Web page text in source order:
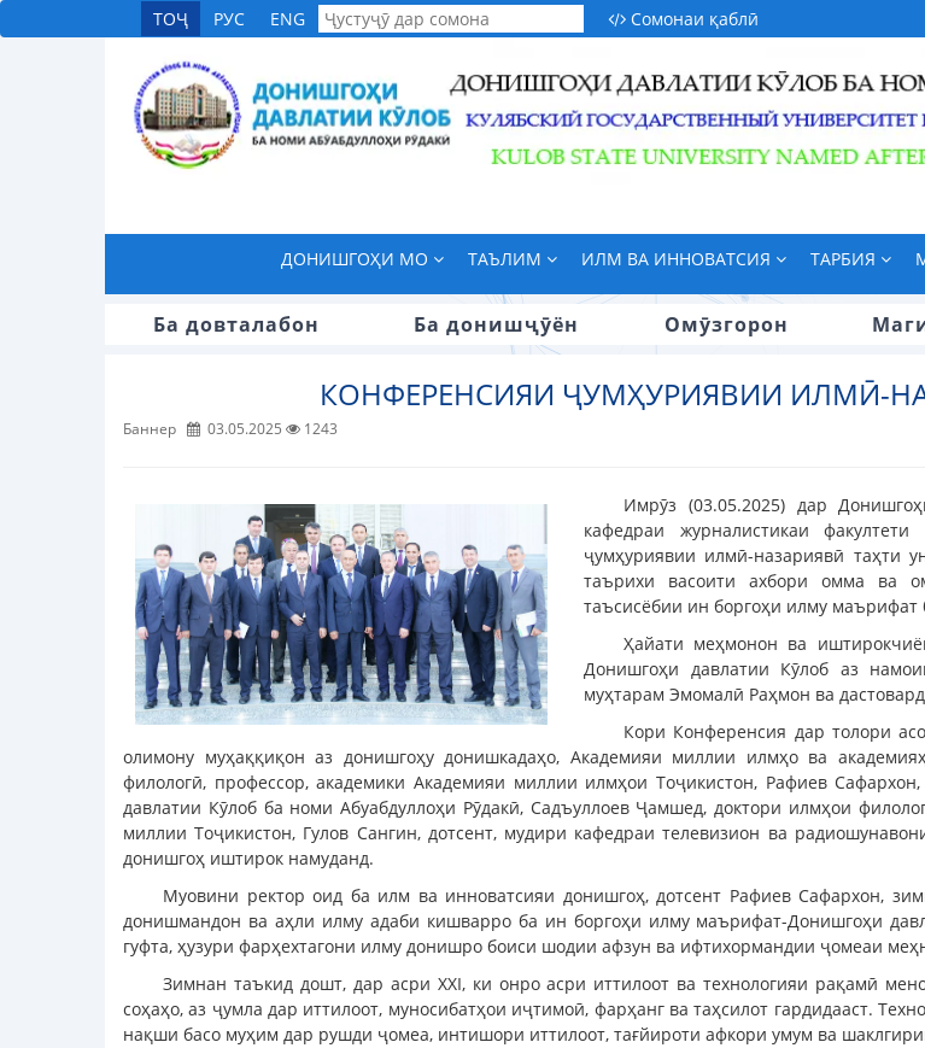
ТОҶ РУС ENG Сомонаи қаблӣ
ДОНИШГОҲИ МО ТАЪЛИМ ИЛМ ВА ИННОВАТСИЯ ТАРБИЯ
Ба довталабон Ба донишҷӯён Омӯзгорон
КОНФЕРЕНСИЯИ ҶУМҲУРИЯВИИ ИЛМӢ-
Баннер 03.05.2025 1243
Имрӯз (03.05.2025) дар
кафедраи журналистикаи
ҷумҳуриявии илмӣ-назариявӣ таҳти
таърихи васоити ахбори омма ва
таъсисёбии ин боргоҳи илму маърифат
Ҳайати меҳмонон ва
Донишгоҳи давлатии Кӯлоб аз
муҳтарам Эмомалӣ Раҳмон ва
Кори Конференсия дар толори
олимону муҳаққиқон аз донишгоҳу донишкадаҳо, Академияи миллии илмҳо ва
филологӣ, профессор, академики Академияи миллии илмҳои Тоҷикистон, Рафиев
давлатии Кӯлоб ба номи Абуабдуллоҳи Рӯдакӣ, Садъуллоев Ҷамшед, доктори илмҳои
миллии Тоҷикистон, Гулов Сангин, дотсент, мудири кафедраи телевизион ва
донишгоҳ иштирок намуданд.
Муовини ректор оид ба илм ва инноватсияи донишгоҳ, дотсент Рафиев Сафархон,
донишмандон ва аҳли илму адаби кишварро ба ин боргоҳи илму маърифат-Донишгоҳи
гуфта, ҳузури фарҳехтагони илму донишро боиси шодии афзун ва ифтихормандии ҷомеаи
Зимнан таъкид дошт, дар асри XXI, ки онро асри иттилоот ва технологияи рақамӣ
соҳаҳо, аз ҷумла дар иттилоот, муносибатҳои иҷтимоӣ, фарҳанг ва таҳсилот гардидааст.
нақши басо муҳим дар рушди ҷомеа, интишори иттилоот, тағйироти афкори умум ва